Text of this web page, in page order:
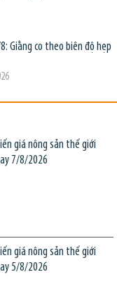
Giằng co theo biên độ hẹp
giá nông sản thế giới
7/8/2026
giá nông sản thế giới
5/8/2026